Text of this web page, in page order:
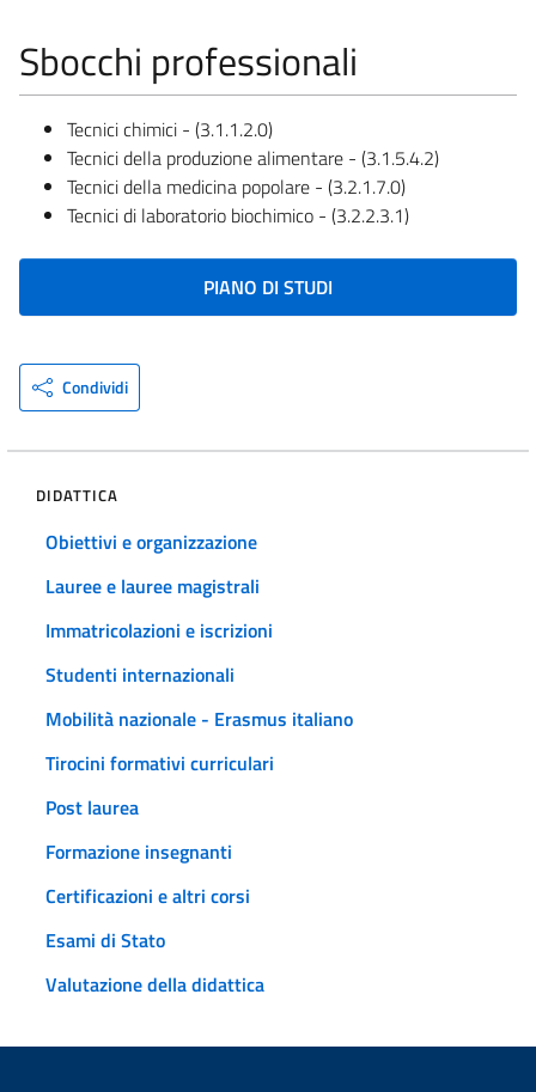
Sbocchi professionali
Tecnici chimici - (3.1.1.2.0)
Tecnici della produzione alimentare - (3.1.5.4.2)
Tecnici della medicina popolare - (3.2.1.7.0)
Tecnici di laboratorio biochimico - (3.2.2.3.1)
PIANO DI STUDI
Condividi
DIDATTICA
Obiettivi e organizzazione
Lauree e lauree magistrali
Immatricolazioni e iscrizioni
Studenti internazionali
Mobilità nazionale - Erasmus italiano
Tirocini formativi curriculari
Post laurea
Formazione insegnanti
Certificazioni e altri corsi
Esami di Stato
Valutazione della didattica